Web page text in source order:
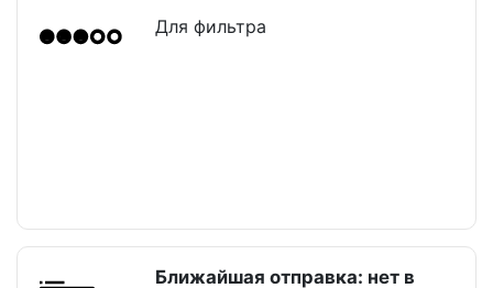
Для фильтра
Ближайшая отправка: нет в